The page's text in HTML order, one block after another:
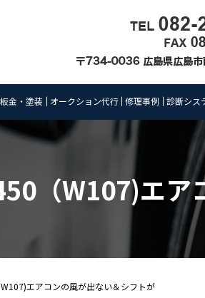
板金・塗装 オークション代行 修理事例 診断シス
（W107)エ
エアコンの風が出ない＆シフトが